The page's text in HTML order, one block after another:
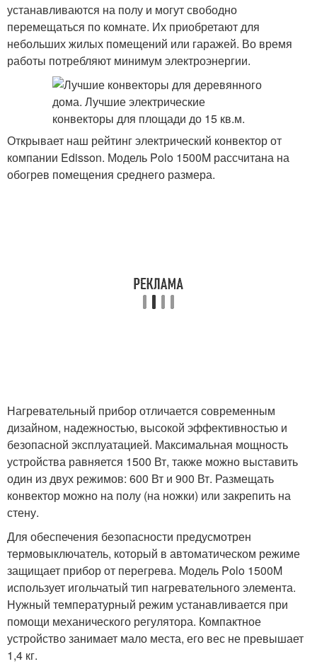
устанавливаются на полу и могут свободно
перемещаться по комнате. Их приобретают для
небольших жилых помещений или гаражей. Во время
работы потребляют минимум электроэнергии.
Открывает наш рейтинг электрический конвектор от
компании Edisson. Модель Polo 1500M рассчитана на
обогрев помещения среднего размера.
Нагревательный прибор отличается современным
дизайном, надежностью, высокой эффективностью и
безопасной эксплуатацией. Максимальная мощность
устройства равняется 1500 Вт, также можно выставить
один из двух режимов: 600 Вт и 900 Вт. Размещать
конвектор можно на полу (на ножки) или закрепить на
стену.
Для обеспечения безопасности предусмотрен
термовыключатель, который в автоматическом режиме
защищает прибор от перегрева. Модель Polo 1500M
использует игольчатый тип нагревательного элемента.
Нужный температурный режим устанавливается при
помощи механического регулятора. Компактное
устройство занимает мало места, его вес не превышает
1,4 кг.